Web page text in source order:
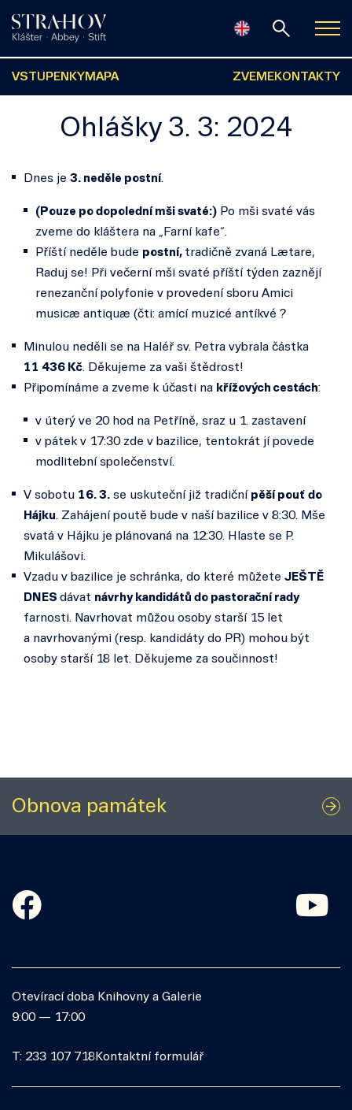
VSTUPENKY MAPA ZVEME KONTAKTY
Ohlášky 3. 3: 2024
Dnes je 3. neděle postní.
(Pouze po dopolední mši svaté:) Po mši svaté vás
zveme do kláštera na „Farní kafe“.
Příští neděle bude postní, tradičně zvaná Lætare,
Raduj se! Při večerní mši svaté příští týden zaznějí
renezanční polyfonie v provedení sboru Amici
musicæ antiquæ (čti: amící muzicé antíkvé ?
Minulou neděli se na Haléř sv. Petra vybrala částka
11 436 Kč. Děkujeme za vaši štědrost!
Připomínáme a zveme k účasti na křížových cestách:
v úterý ve 20 hod na Petříně, sraz u 1. zastavení
v pátek v 17:30 zde v bazilice, tentokrát jí povede
modlitební společenství.
V sobotu 16. 3. se uskuteční již tradiční pěší pouť do
Hájku. Zahájení poutě bude v naší bazilice v 8:30. Mše
svatá v Hájku je plánovaná na 12:30. Hlaste se P.
Mikulášovi.
Vzadu v bazilice je schránka, do které můžete JEŠTĚ
DNES dávat návrhy kandidátů do pastorační rady
farnosti. Navrhovat můžou osoby starší 15 let
a navrhovanými (resp. kandidáty do PR) mohou být
osoby starší 18 let. Děkujeme za součinnost!
Obnova památek
Otevírací doba Knihovny a Galerie
9:00 — 17:00
T: 233 107 718 Kontaktní formulář